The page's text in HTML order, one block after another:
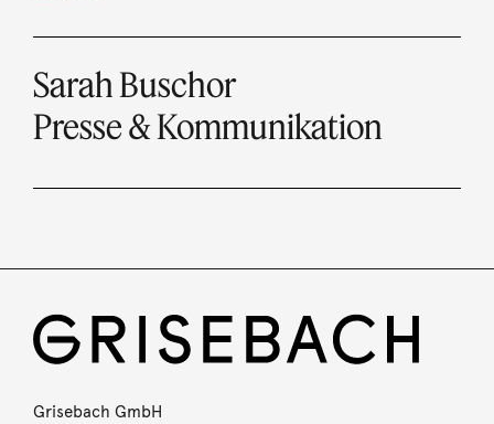
Sarah Buschor
Presse & Kommunikation
Grisebach GmbH